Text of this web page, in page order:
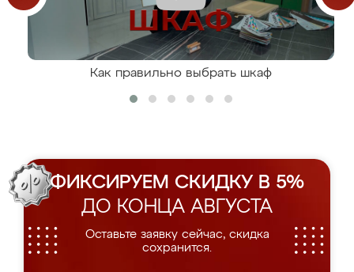
Как правильно выбрать шкаф
ФИКСИРУЕМ СКИДКУ В 5%
ДО КОНЦА АВГУСТА
Оставьте заявку сейчас, скидка
сохранится.